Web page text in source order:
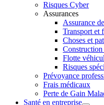
Risques Cyber
Assurances
Assurance
Transport et
Choses et
Construction
Flotte
Risques
Prévoyance
Frais médicaux
Perte de Gain
Santé en entreprise